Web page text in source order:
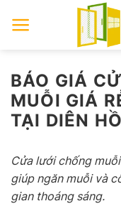
BÁO GIÁ
MUỖI GIÁ
TẠI DIÊN
Cửa lưới chống
giúp ngăn muỗi và
gian thoáng sáng.